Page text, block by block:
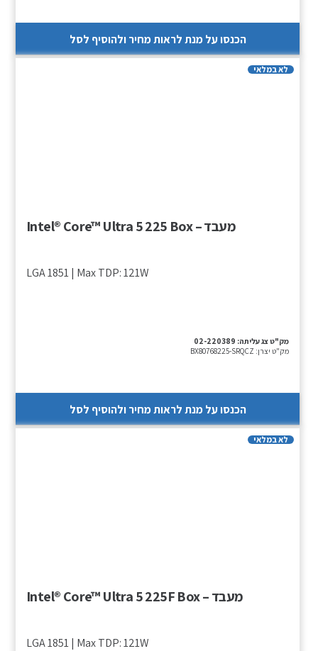
הכנסו על מנת לראות מחיר ולהוסיף לסל
לא במלאי
מעבד – Intel® Core™ Ultra 5 225 Box
LGA 1851 | Max TDP: 121W
מק"ט צג עליתה: 02-220389
מק"ט יצרן: BX80768225-SRQCZ
הכנסו על מנת לראות מחיר ולהוסיף לסל
לא במלאי
מעבד – Intel® Core™ Ultra 5 225F Box
LGA 1851 | Max TDP: 121W